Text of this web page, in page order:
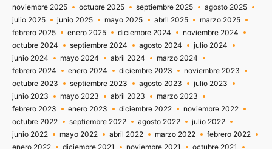
noviembre 2025
octubre 2025 septiembre 2025
agosto 2025
julio 2025
junio 2025 mayo 2025 abril 2025
marzo 2025
febrero 2025
enero 2025 diciembre 2024
noviembre 2024
octubre 2024
septiembre 2024 agosto 2024
julio 2024
junio 2024
mayo 2024 abril 2024
marzo 2024
febrero 2024
enero 2024 diciembre 2023
noviembre 2023
octubre 2023
septiembre 2023 agosto 2023
julio 2023
junio 2023
mayo 2023 abril 2023
marzo 2023
febrero 2023
enero 2023 diciembre 2022
noviembre 2022
octubre 2022
septiembre 2022 agosto 2022
julio 2022
junio 2022
mayo 2022 abril 2022 marzo 2022
febrero 2022
enero 2022
diciembre 2021 noviembre 2021
octubre 2021